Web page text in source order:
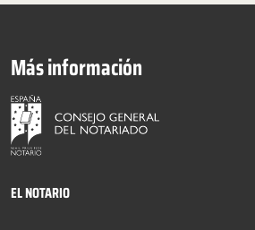
Más información
EL NOTARIO